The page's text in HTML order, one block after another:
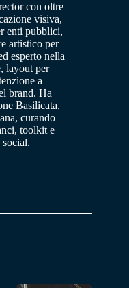
con oltre
visiva,
enti pubblici,
artistico per
esperto nella
layout per
a
brand. Ha
Basilicata,
curando
toolkit e